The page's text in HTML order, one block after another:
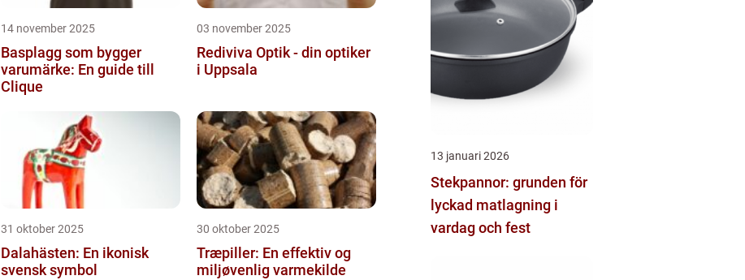
14 november 2025
Basplagg som bygger
varumärke: En guide till
Clique
03 november 2025
Rediviva Optik - din optiker
i Uppsala
31 oktober 2025
Dalahästen: En ikonisk
svensk symbol
30 oktober 2025
Træpiller: En effektiv og
miljøvenlig varmekilde
13 januari 2026
Stekpannor: grunden för
lyckad matlagning i
vardag och fest